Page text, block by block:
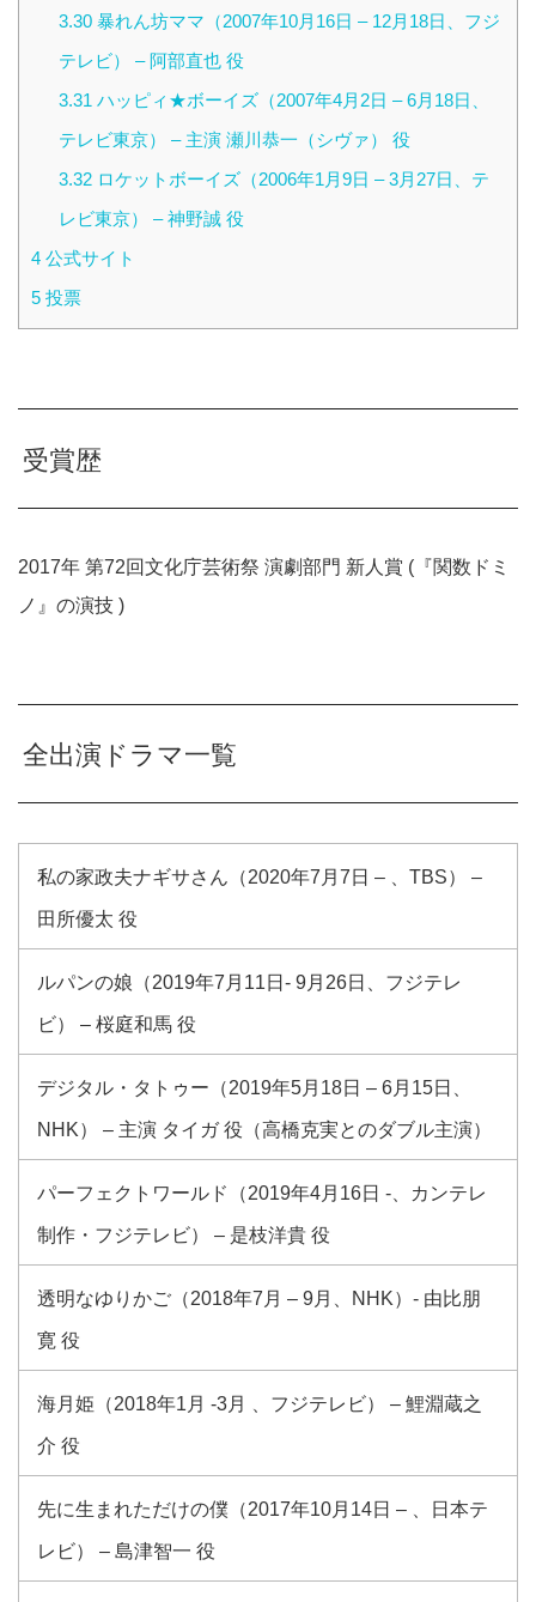
3.30暴れん坊ママ（2007年10月16日 – 12月18日、フジ
テレビ） – 阿部直也 役
3.31 ハッピィ★ボーイズ（2007年4月2日 – 6月18日、
テレビ東京） – 主演 瀬川恭一（シヴァ） 役
3.32ロケットボーイズ（2006年1月9日 – 3月27日、テ
レビ東京） – 神野誠 役
4 公式サイト
5 投票
受賞歴
2017年 第72回文化庁芸術祭 演劇部門 新人賞 (『関数ドミ
ノ』の演技 )
全出演ドラマ一覧
私の家政夫ナギサさん（2020年7月7日 – 、TBS） –
田所優太 役
ルパンの娘（2019年7月11日- 9月26日、フジテレ
ビ） – 桜庭和馬 役
デジタル・タトゥー（2019年5月18日 – 6月15日、
NHK） – 主演 タイガ 役（高橋克実とのダブル主演）
パーフェクトワールド（2019年4月16日 -、カンテレ
制作・フジテレビ） – 是枝洋貴 役
透明なゆりかご（2018年7月 – 9月、NHK）- 由比朋
寛 役
海月姫（2018年1月 -3月 、フジテレビ） – 鯉淵蔵之
介 役
先に生まれただけの僕（2017年10月14日 – 、日本テ
レビ） – 島津智一 役